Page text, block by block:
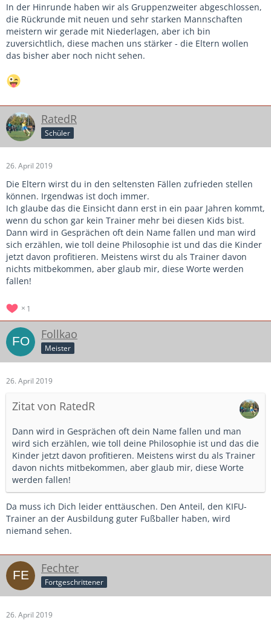
In der Hinrunde haben wir als Gruppenzweiter abgeschlossen,
die Rückrunde mit neuen und sehr starken Mannschaften
meistern wir gerade mit Niederlagen, aber ich bin
zuversichtlich, diese machen uns stärker - die Eltern wollen
das bisher aber noch nicht sehen.
RatedR
Schüler
26. April 2019
Die Eltern wirst du in den seltensten Fällen zufrieden stellen
können. Irgendwas ist doch immer.
Ich glaube das die Einsicht dann erst in ein paar Jahren kommt,
wenn du schon gar kein Trainer mehr bei diesen Kids bist.
Dann wird in Gesprächen oft dein Name fallen und man wird
sich erzählen, wie toll deine Philosophie ist und das die Kinder
jetzt davon profitieren. Meistens wirst du als Trainer davon
nichts mitbekommen, aber glaub mir, diese Worte werden
fallen!
1
Follkao
Meister
26. April 2019
Zitat von RatedR
Dann wird in Gesprächen oft dein Name fallen und man
wird sich erzählen, wie toll deine Philosophie ist und das die
Kinder jetzt davon profitieren. Meistens wirst du als Trainer
davon nichts mitbekommen, aber glaub mir, diese Worte
werden fallen!
Da muss ich Dich leider enttäuschen. Den Anteil, den KIFU-
Trainer an der Ausbildung guter Fußballer haben, wird
niemand sehen.
Fechter
Fortgeschrittener
26. April 2019